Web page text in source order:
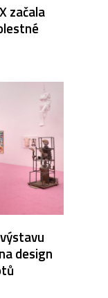
začala
design